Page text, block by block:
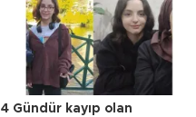
4 Gündür kayıp olan